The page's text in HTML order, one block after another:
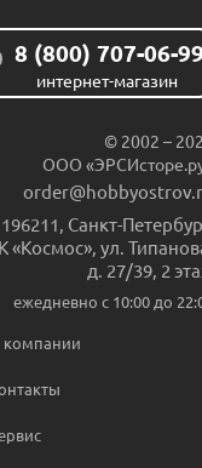
8 (800) 707-06-
интернет-магазин
© 2002 –
ООО
196211 Санкт-
«Космос», ул.
д. 27/39, 2
ежедневно c 10:00 до